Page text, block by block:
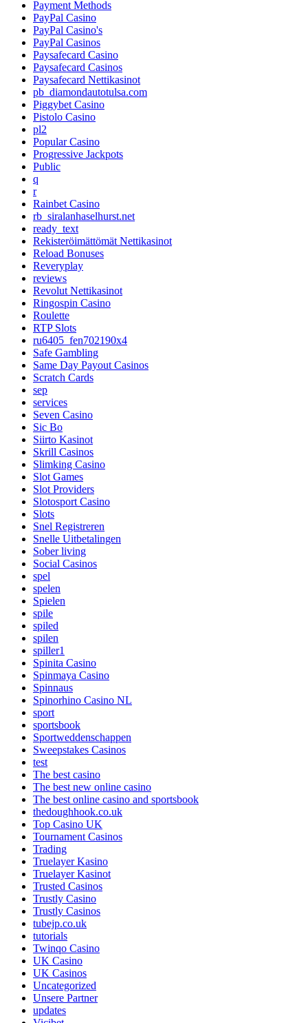
Payment Methods
PayPal Casino
PayPal Casino's
PayPal Casinos
Paysafecard Casino
Paysafecard Casinos
Paysafecard Nettikasinot
pb_diamondautotulsa.com
Piggybet Casino
Pistolo Casino
pl2
Popular Casino
Progressive Jackpots
Public
q
r
Rainbet Casino
rb_siralanhaselhurst.net
ready_text
Rekisteröimättömät Nettikasinot
Reload Bonuses
Reveryplay
reviews
Revolut Nettikasinot
Ringospin Casino
Roulette
RTP Slots
ru6405_fen702190x4
Safe Gambling
Same Day Payout Casinos
Scratch Cards
sep
services
Seven Casino
Sic Bo
Siirto Kasinot
Skrill Casinos
Slimking Casino
Slot Games
Slot Providers
Slotosport Casino
Slots
Snel Registreren
Snelle Uitbetalingen
Sober living
Social Casinos
spel
spelen
Spielen
spile
spiled
spilen
spiller1
Spinita Casino
Spinmaya Casino
Spinnaus
Spinorhino Casino NL
sport
sportsbook
Sportweddenschappen
Sweepstakes Casinos
test
The best casino
The best new online casino
The best online casino and sportsbook
thedoughhook.co.uk
Top Casino UK
Tournament Casinos
Trading
Truelayer Kasino
Truelayer Kasinot
Trusted Casinos
Trustly Casino
Trustly Casinos
tubejp.co.uk
tutorials
Twinqo Casino
UK Casino
UK Casinos
Uncategorized
Unsere Partner
updates